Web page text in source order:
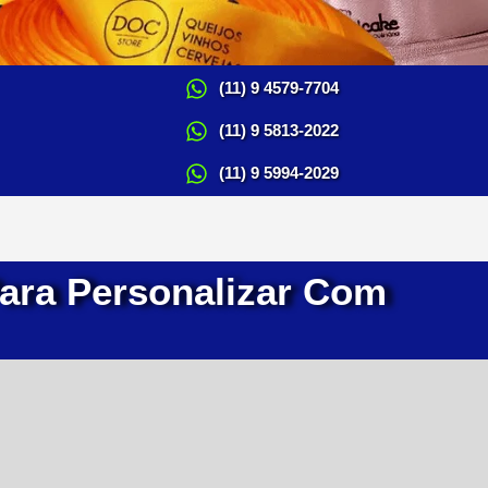
(11) 9 4579-7704
(11) 9 5813-2022
(11) 9 5994-2029
Personalizar Com